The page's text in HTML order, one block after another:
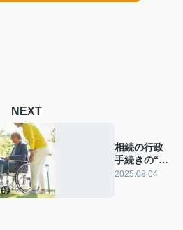
NEXT
相続の行政
手続きの“お
金事情”と
2025.08.04